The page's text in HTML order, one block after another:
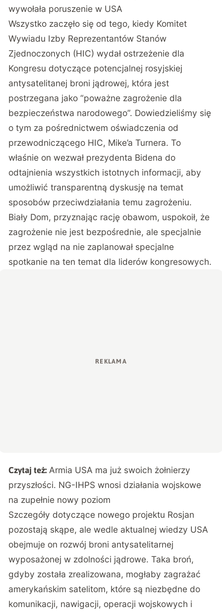
wywołała poruszenie w USA
Wszystko zaczęło się od tego, kiedy Komitet
Wywiadu Izby Reprezentantów Stanów
Zjednoczonych (HIC) wydał ostrzeżenie dla
Kongresu dotyczące potencjalnej rosyjskiej
antysatelitanej broni jądrowej, która jest
postrzegana jako “poważne zagrożenie dla
bezpieczeństwa narodowego”. Dowiedzieliśmy się
o tym za pośrednictwem oświadczenia od
przewodniczącego HIC, Mike’a Turnera. To
właśnie on wezwał prezydenta Bidena do
odtajnienia wszystkich istotnych informacji, aby
umożliwić transparentną dyskusję na temat
sposobów przeciwdziałania temu zagrożeniu.
Biały Dom, przyznając rację obawom, uspokoił, że
zagrożenie nie jest bezpośrednie, ale specjalnie
przez wgląd na nie zaplanował specjalne
spotkanie na ten temat dla liderów kongresowych.
Czytaj też: Armia USA ma już swoich żołnierzy
przyszłości. NG-IHPS wnosi działania wojskowe
na zupełnie nowy poziom
Szczegóły dotyczące nowego projektu Rosjan
pozostają skąpe, ale wedle aktualnej wiedzy USA
obejmuje on rozwój broni antysatelitarnej
wyposażonej w zdolności jądrowe. Taka broń,
gdyby została zrealizowana, mogłaby zagrażać
amerykańskim satelitom, które są niezbędne do
komunikacji, nawigacji, operacji wojskowych i